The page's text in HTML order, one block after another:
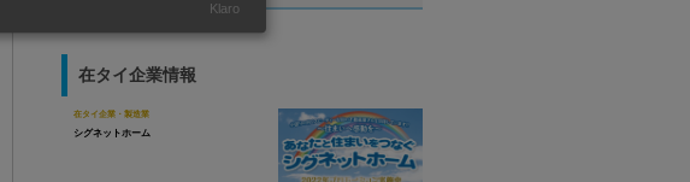
在タイ企業情報
在タイ企業・製造業
シグネットホーム
Klaro